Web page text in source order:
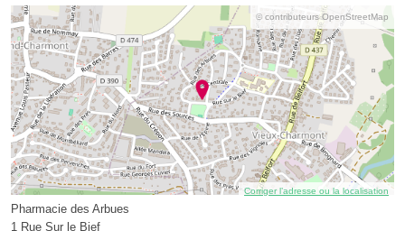
© contributeurs OpenStreetMap
Corriger l’adresse ou la localisation
Pharmacie des Arbues
1 Rue Sur le Bief